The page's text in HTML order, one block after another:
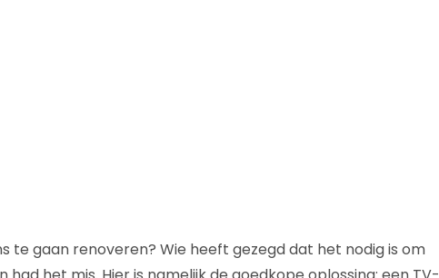
te gaan renoveren? Wie heeft gezegd dat het nodig is om